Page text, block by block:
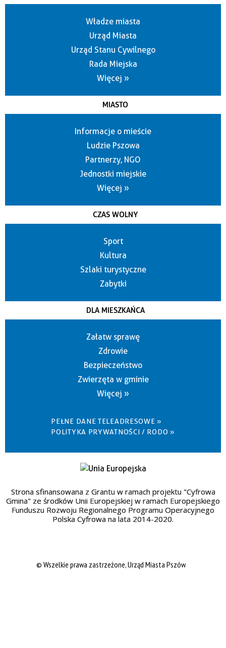
Władze miasta
Urząd Miasta
Urząd Stanu Cywilnego
Rada Miejska
Więcej »
MIASTO
Informacje o mieście
Ludzie Pszowa
Partnerzy, NGO
Jednostki miejskie
Więcej »
CZAS WOLNY
Sport
Kultura
Szlaki turystyczne
Zabytki
DLA MIESZKAŃCA
Załatw sprawę
Zdrowie
Bezpieczeństwo
Zwierzęta w gminie
Więcej »
PEŁNE DANE TELEADRESOWE »
POLITYKA PRYWATNOŚCI / RODO »
Strona sfinansowana z Grantu w ramach projektu "Cyfrowa
Gmina" ze środków Unii Europejskiej w ramach Europejskiego
Funduszu Rozwoju Regionalnego Programu Operacyjnego
Polska Cyfrowa na lata 2014-2020.
© Wszelkie prawa zastrzeżone, Urząd Miasta Pszów